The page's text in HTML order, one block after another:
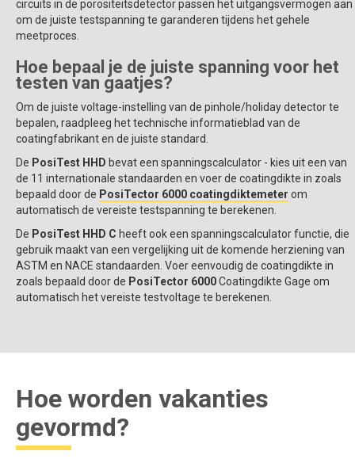
circuits in de porositeitsdetector passen het uitgangsvermogen aan
om de juiste testspanning te garanderen tijdens het gehele
meetproces.
Hoe bepaal je de juiste spanning voor het
testen van gaatjes?
Om de juiste voltage-instelling van de pinhole/holiday detector te
bepalen, raadpleeg het technische informatieblad van de
coatingfabrikant en de juiste standard.
De PosiTest HHD bevat een spanningscalculator - kies uit een van
de 11 internationale standaarden en voer de coatingdikte in zoals
bepaald door de PosiTector 6000 coatingdiktemeter om
automatisch de vereiste testspanning te berekenen.
De PosiTest HHD C heeft ook een spanningscalculator functie, die
gebruik maakt van een vergelijking uit de komende herziening van
ASTM en NACE standaarden. Voer eenvoudig de coatingdikte in
zoals bepaald door de PosiTector 6000Coatingdikte Gage om
automatisch het vereiste testvoltage te berekenen.
Hoe worden vakanties
gevormd?